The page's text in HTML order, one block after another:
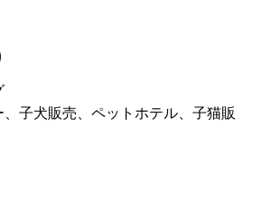
、子犬販売、ペットホテル、子猫販